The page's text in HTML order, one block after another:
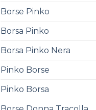
Borse Pinko
Borsa Pinko
Borsa Pinko Nera
Pinko Borse
Pinko Borsa